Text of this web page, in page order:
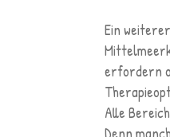
Ein
erfordern
Alle